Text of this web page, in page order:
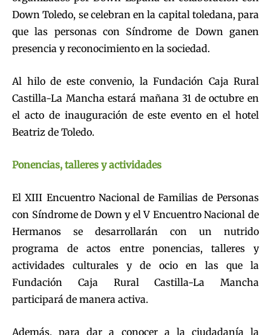
Down Toledo, se celebran en la capital toledana, para
que las personas con Síndrome de Down ganen
presencia y reconocimiento en la sociedad.
Al hilo de este convenio, la Fundación Caja Rural
Castilla-La Mancha estará mañana 31 de octubre en
el acto de inauguración de este evento en el hotel
Beatriz de Toledo.
Ponencias, talleres y actividades
El XIII Encuentro Nacional de Familias de Personas
con Síndrome de Down y el V Encuentro Nacional de
Hermanos se desarrollarán con un nutrido
programa de actos entre ponencias, talleres y
actividades culturales y de ocio en las que la
Fundación Caja Rural Castilla-La Mancha
participará de manera activa.
Además, para dar a conocer a la ciudadanía la